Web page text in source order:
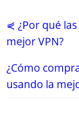
⋞ ¿Por qué
mejor VPN?
¿Cómo
usando la